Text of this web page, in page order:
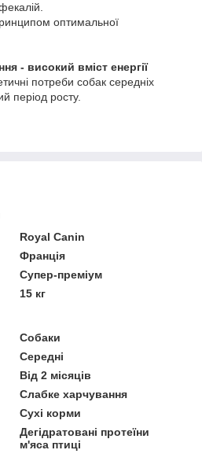
оптимальної
- високий вміст енергії
потреби собак середніх
період росту.
Royal Canin
Франція
Супер-преміум
15 кг
Собаки
Середні
Від 2 місяців
Слабке харчування
Сухі корми
Дегідратовані протеїни
м'яса птиці